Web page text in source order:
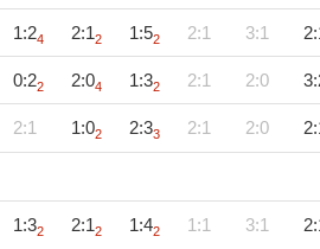
1:24 2:12 1:52 2:1 3:1
0:22 2:04 1:32 2:1 2:0
2:1 1:02 2:33 2:1 2:0
1:32 2:12 1:42 1:1 3:1